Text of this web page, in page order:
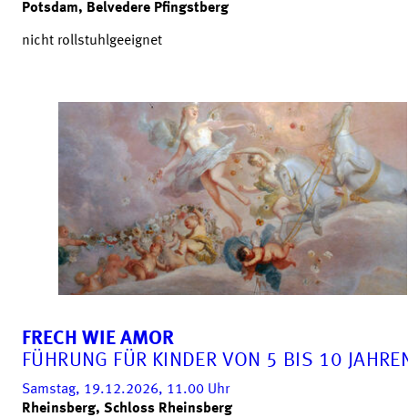
Potsdam, Belvedere Pfingstberg
nicht rollstuhlgeeignet
FRECH WIE AMOR
FÜHRUNG FÜR KINDER VON 5 BIS 10
Samstag, 19.12.2026, 11.00 Uhr
Rheinsberg, Schloss Rheinsberg